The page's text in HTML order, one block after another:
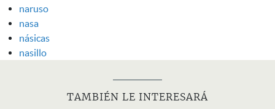
naruso
nasa
násicas
nasillo
TAMBIÉN LE INTERESARÁ